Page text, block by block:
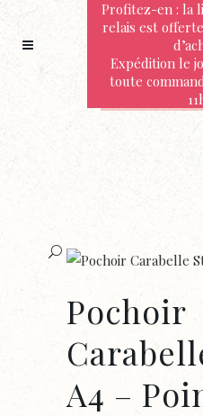
Pochoir
A4 –
Profitez-en : la
relais est
Expédition le
toute